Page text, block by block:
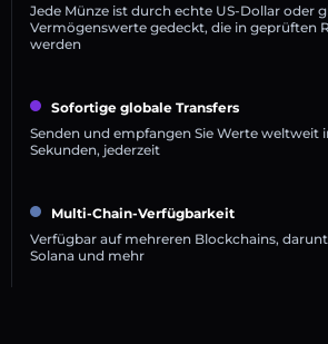
Jede Münze ist durch echte US-Dollar oder
Vermögenswerte gedeckt, die in geprüften
werden
Sofortige globale Transfers
Senden und empfangen Sie Werte weltweit
Sekunden, jederzeit
Multi-Chain-Verfügbarkeit
Verfügbar auf mehreren Blockchains,
Solana und mehr